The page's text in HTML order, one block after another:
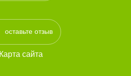
оставьте отзыв
Карта сайта